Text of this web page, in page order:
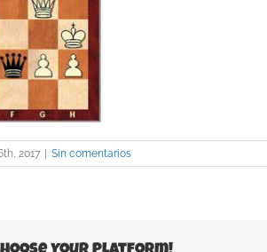
2017 | Sin comentarios